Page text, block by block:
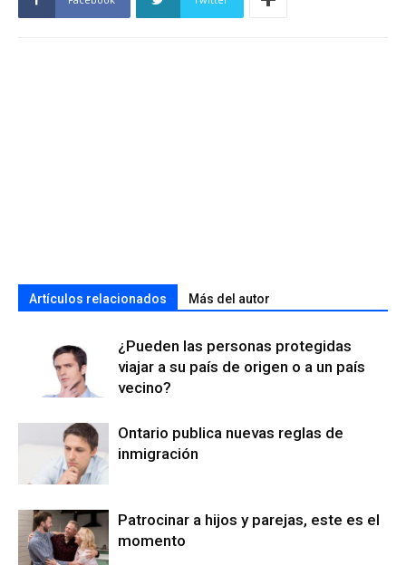
Artículos relacionados Más del autor
¿Pueden las personas protegidas
viajar a su país de origen o a un país
vecino?
Ontario publica nuevas reglas de
inmigración
Patrocinar a hijos y parejas, este es el
momento